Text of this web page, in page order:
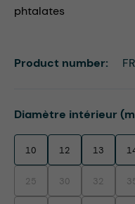
phtalates
Select
Diamètre intérieur
10 12 13
25(This option is currently
30(This option is
32(This
Product number: